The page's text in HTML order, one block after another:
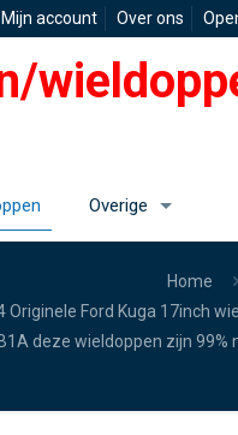
Mijn account Over ons
Overige
Home
Originele Ford Kuga 17inch
B1A deze wieldoppen zijn 99%